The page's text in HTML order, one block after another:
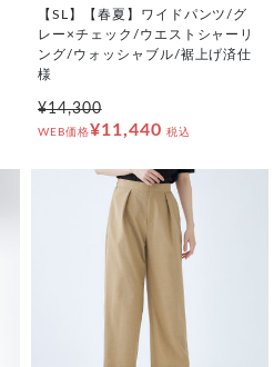
【SL】【春夏】ワイドパンツ/グ
レー×チェック/ウエストシャーリ
ング/ウォッシャブル/裾上げ済仕
様
¥14,300
WEB価格¥11,440 税込